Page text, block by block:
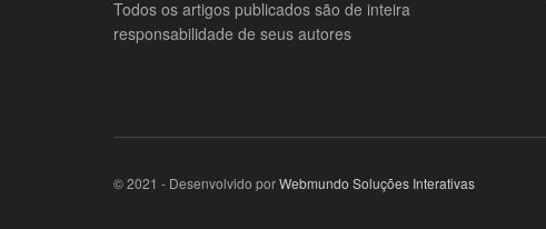
Todos os artigos publicados são de inteira
responsabilidade de seus autores
© 2021 - Desenvolvido porWebmundo Soluções Interativas